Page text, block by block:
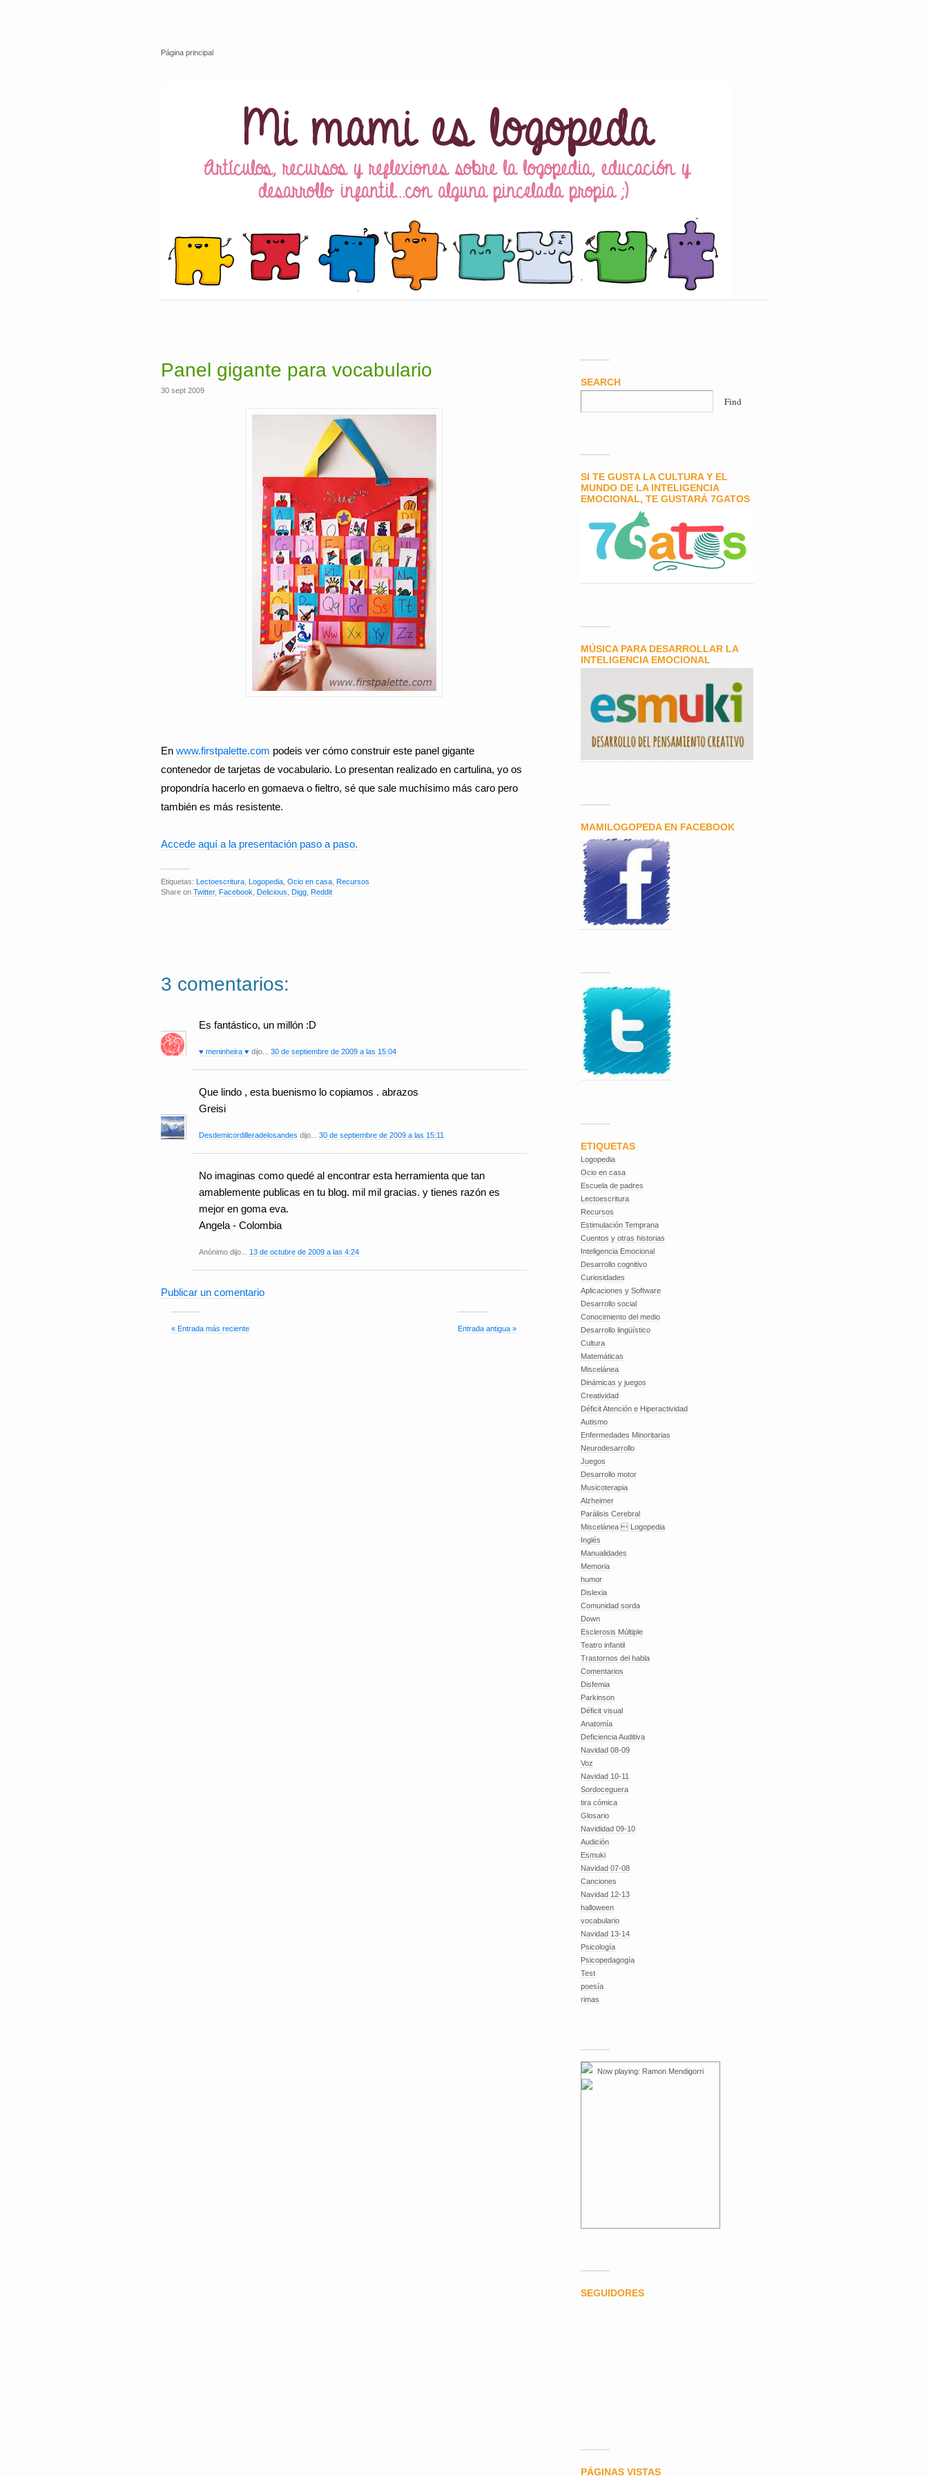
Página principal
Panel gigante para vocabulario
30 sept 2009
En www.firstpalette.com podeis ver cómo construir este panel gigante
contenedor de tarjetas de vocabulario. Lo presentan realizado en cartulina, yo os
propondría hacerlo en gomaeva o fieltro, sé que sale muchísimo más caro pero
también es más resistente.
Accede aquí a la presentación paso a paso.
Etiquetas: Lectoescritura Logopedia Ocio en casa Recursos
Share on Twitter, Facebook Delicious Digg Reddit
3 comentarios:
Es fantástico, un millón :D
♥ meninheira ♥ dijo... 30 de septiembre de 2009 a las 15:04
Que lindo , esta buenismo lo copiamos . abrazos
Greisi
Desdemicordilleradelosandes dijo... 30 de septiembre de 2009 a las 15:11
No imaginas como quedé al encontrar esta herramienta que tan
amablemente publicas en tu blog. mil mil gracias. y tienes razón es
mejor en goma eva.
Angela - Colombia
Anónimo dijo... 13 de octubre de 2009 a las 4:24
Publicar un comentario
« Entrada más reciente Entrada antigua »
SEARCH
SI TE GUSTA LA CULTURA Y EL
MUNDO DE LA INTELIGENCIA
EMOCIONAL, TE GUSTARÁ 7GATOS
MÚSICA PARA DESARROLLAR LA
INTELIGENCIA EMOCIONAL
MAMILOGOPEDA EN FACEBOOK
ETIQUETAS
Logopedia
Ocio en casa
Escuela de padres
Lectoescritura
Recursos
Estimulación Temprana
Cuentos y otras historias
Inteligencia Emocional
Desarrollo cognitivo
Curiosidades
Aplicaciones y Software
Desarrollo social
Conocimiento del medio
Desarrollo lingüístico
Cultura
Matemáticas
Miscelánea
Dinámicas y juegos
Creatividad
Déficit Atención e Hiperactividad
Autismo
Enfermedades Minoritarias
Neurodesarrollo
Juegos
Desarrollo motor
Musicoterapia
Alzheimer
Parálisis Cerebral
Miscelánea  Logopedia
Inglés
Manualidades
Memoria
humor
Dislexia
Comunidad sorda
Down
Esclerosis Múltiple
Teatro infantil
Trastornos del habla
Comentarios
Disfemia
Parkinson
Déficit visual
Anatomía
Deficiencia Auditiva
Navidad 08-09
Voz
Navidad 10-11
Sordoceguera
tira cómica
Glosario
Navididad 09-10
Audición
Esmuki
Navidad 07-08
Canciones
Navidad 12-13
halloween
vocabulario
Navidad 13-14
Psicología
Psicopedagogía
Test
poesía
rimas
Now playing: Ramon Mendigorri
SEGUIDORES
PÁGINAS VISTAS